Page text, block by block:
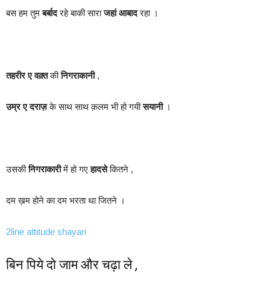
बस हम तुमबर्बादरहे बाकी साराजहां आबादरहा ।
तहरीर ए वक़्तकीनिगराकानी,
उम्र ए दराज़के साथ साथ क़लम भी हो गयीसयानी।
उसकीनिगराकारीमें हो गएहादसेकितने ,
दम ख़म होने का दम भरता था जितने ।
2line attitude shayari
बिन पिये दो जाम और चढ़ा ले ,